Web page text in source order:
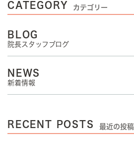
CATEGORY カテゴリー
BLOG
院長スタッフブログ
NEWS
新着情報
RECENT POSTS 最近の投稿